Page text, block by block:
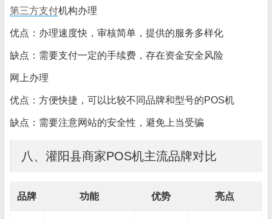
第三方支付机构办理
优点：办理速度快，审核简单，提供的服务多样化
缺点：需要支付一定的手续费，存在资金安全风险
网上办理
优点：方便快捷，可以比较不同品牌和型号的POS机
缺点：需要注意网站的安全性，避免上当受骗
八、灌阳县商家POS机主流品牌对比
品牌 功能 优势 亮点